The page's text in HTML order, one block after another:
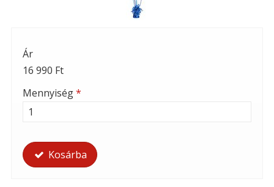
Ár
16 990 Ft
Mennyiség*
Kosárba